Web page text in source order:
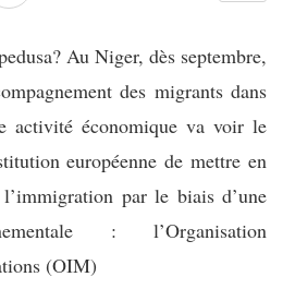
Au Niger, dès septembre,
des migrants dans
activité économique va voir le
européenne de mettre en
par le biais d’une
: l’Organisation
(OIM)